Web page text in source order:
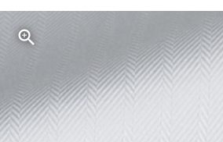
zoom_in